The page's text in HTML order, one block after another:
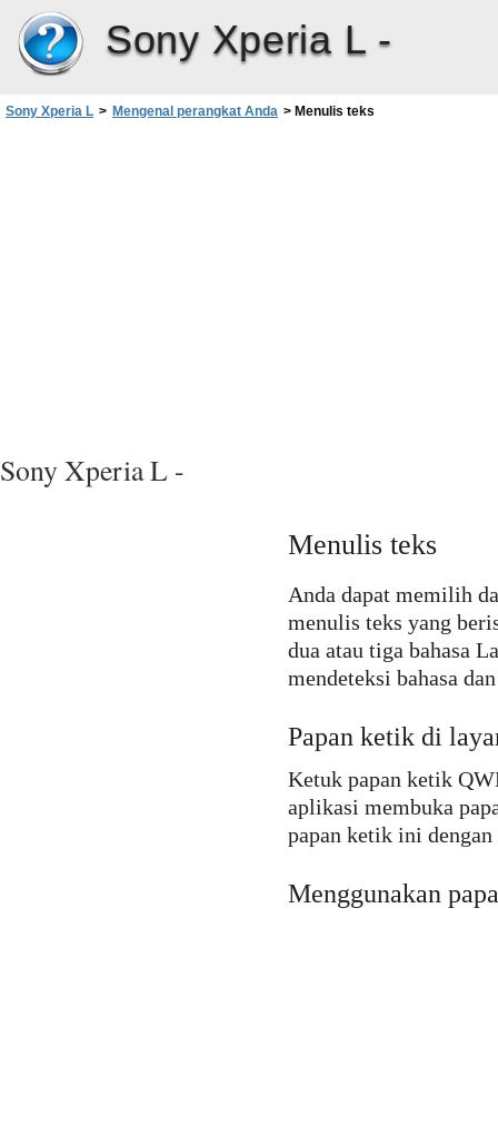
Sony Xperia L -
Sony Xperia L > Mengenal perangkat Anda > Menulis teks
Sony Xperia L -
Menulis teks
Anda dapat memilih
menulis teks yang
dua atau tiga bahasa
mendeteksi bahasa
Papan ketik di
Ketuk papan ketik
aplikasi membuka
papan ketik ini
Menggunakan